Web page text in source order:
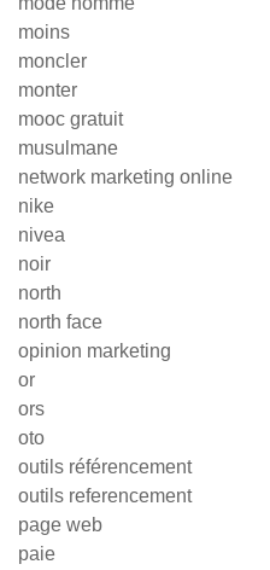
moins
moncler
monter
mooc gratuit
musulmane
network marketing online
nike
nivea
noir
north
north face
opinion marketing
or
ors
oto
outils référencement
outils referencement
page web
paie